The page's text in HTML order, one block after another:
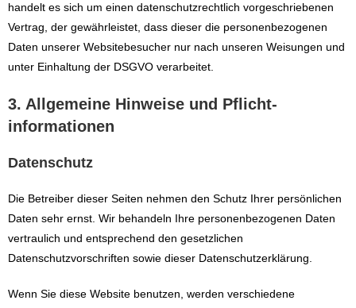
handelt es sich um einen datenschutzrechtlich vorgeschriebenen
Vertrag, der gewährleistet, dass dieser die personenbezogenen
Daten unserer Websitebesucher nur nach unseren Weisungen und
unter Einhaltung der DSGVO verarbeitet.
3. Allgemeine Hinweise und Pflicht­
informationen
Datenschutz
Die Betreiber dieser Seiten nehmen den Schutz Ihrer persönlichen
Daten sehr ernst. Wir behandeln Ihre personenbezogenen Daten
vertraulich und entsprechend den gesetzlichen
Datenschutzvorschriften sowie dieser Datenschutzerklärung.
Wenn Sie diese Website benutzen, werden verschiedene